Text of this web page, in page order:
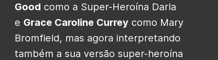
Good como a Super-Heroína Darla
e Grace Caroline Currey como Mary
Bromfield, mas agora interpretando
também a sua versão super-heroína